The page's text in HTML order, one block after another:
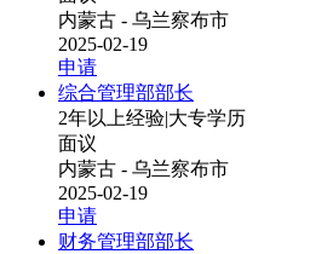
内蒙古 - 乌兰察布市
2025-02-19
申请
综合管理部部长
2年以上经验|大专学历
面议
内蒙古 - 乌兰察布市
2025-02-19
申请
财务管理部部长